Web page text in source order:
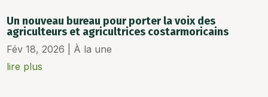
Un nouveau bureau pour porter la voix des
agriculteurs et agricultrices costarmoricains
Fév 18, 2026
À la une
lire plus